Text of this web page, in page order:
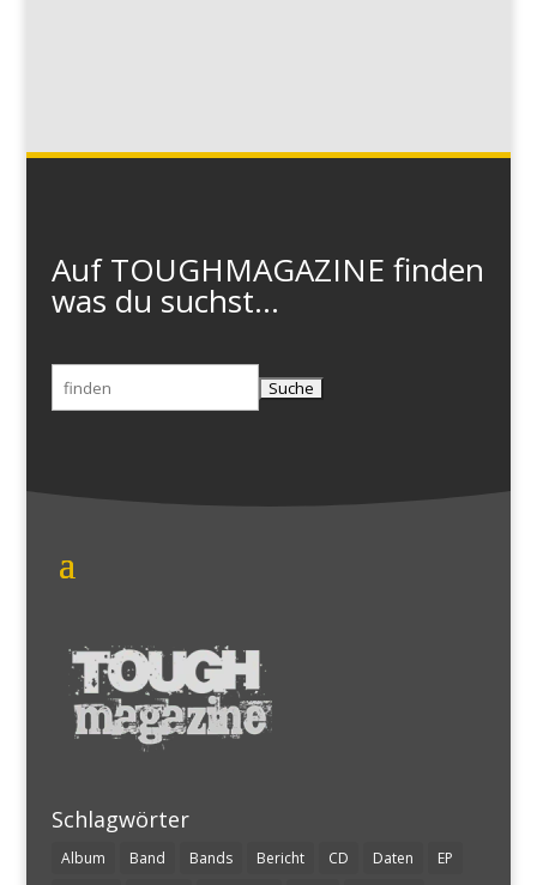
Auf TOUGHMAGAZINE finden
was du suchst...
Suchen
nach:
Schlagwörter
Album Band Bands Bericht CD Daten EP